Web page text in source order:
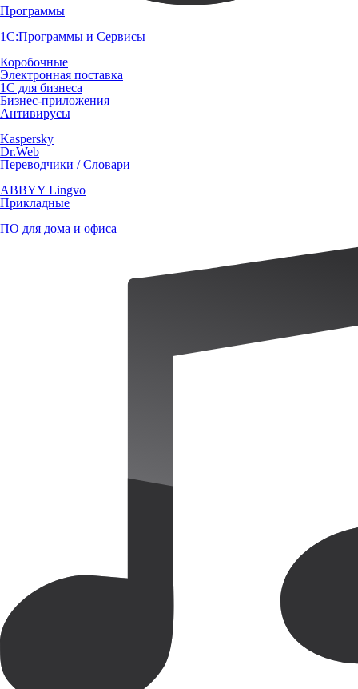
Программы
1С:Программы и Сервисы
Коробочные
Электронная поставка
1С для бизнеса
Бизнес-приложения
Антивирусы
Kaspersky
Dr.Web
Переводчики / Словари
ABBYY Lingvo
Прикладные
ПО для дома и офиса